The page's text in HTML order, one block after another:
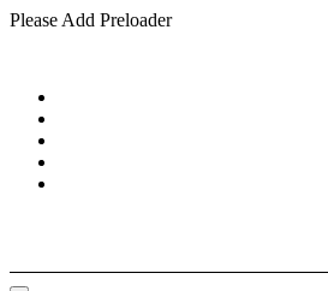
Please Add Preloader